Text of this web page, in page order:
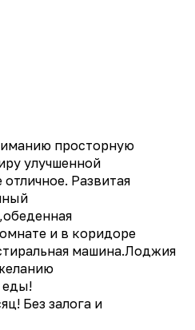
просторную
улучшенной
Развитая
и в коридоре
машина.Лоджия
еды!
Без залога и